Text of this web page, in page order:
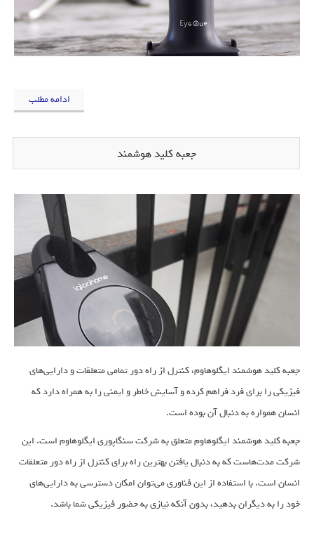
ادامه مطلب
جعبه کلید هوشمند
جعبه کلید هوشمند ایگلوهاوم، کنترل از راه دور تمامی متعلقات و دارایی‌های
فیزیکی را برای فرد فراهم کرده و آسایش خاطر و ایمنی را به همراه دارد که
انسان همواره به دنبال آن بوده است.
جعبه کلید هوشمند ایگلوهاوم متعلق به شرکت سنگاپوری ایگلوهاوم است. این
شرکت مدت‌هاست که به دنبال یافتن بهترین راه برای کنترل از راه دور متعلقات
انسان است. با استفاده از این فناوری می‌توان امکان دسترسی به دارایی‌های
خود را به دیگران بدهید، بدون آنکه نیازی به حضور فیزیکی شما باشد.